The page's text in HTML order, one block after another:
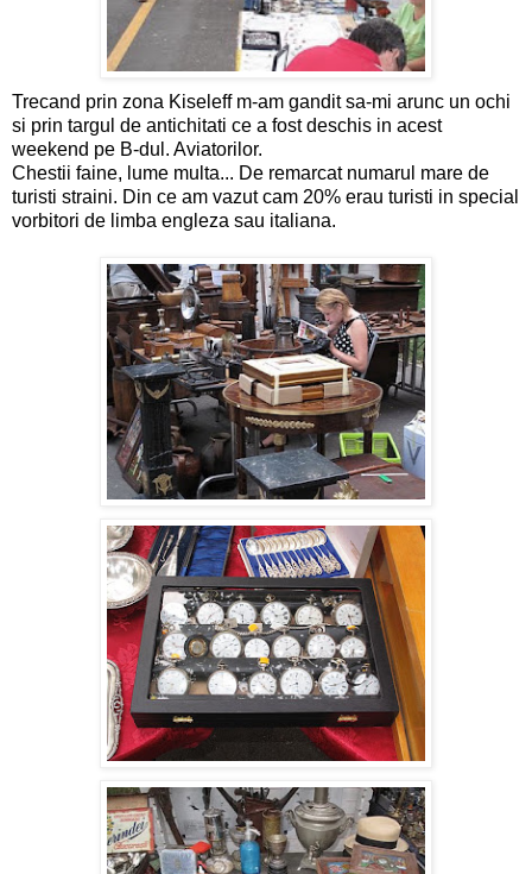
Trecand prin zona Kiseleff m-am gandit sa-mi arunc un ochi
si prin targul de antichitati ce a fost deschis in acest
weekend pe B-dul. Aviatorilor.
Chestii faine, lume multa... De remarcat numarul mare de
turisti straini. Din ce am vazut cam 20% erau turisti in special
vorbitori de limba engleza sau italiana.